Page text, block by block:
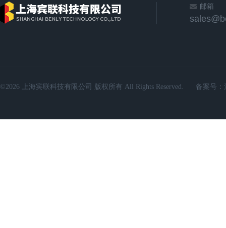
邮箱
©2026 上海宾联科技有限公司 版权所有 All Rights Reserved. 备案号：